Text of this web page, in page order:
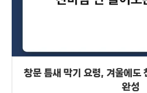
창문 틈새 막기 요령, 겨울에도
완성